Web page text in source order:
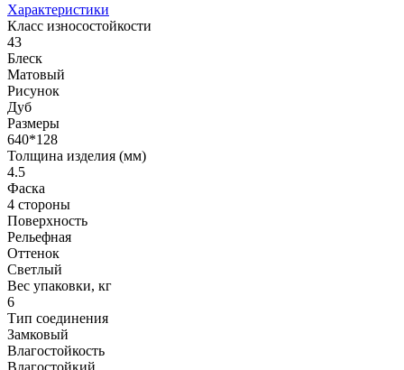
Характеристики
Класс износостойкости
43
Блеск
Матовый
Рисунок
Дуб
Размеры
640*128
Толщина изделия (мм)
4.5
Фаска
4 стороны
Поверхность
Рельефная
Оттенок
Светлый
Вес упаковки, кг
6
Тип соединения
Замковый
Влагостойкость
Влагостойкий